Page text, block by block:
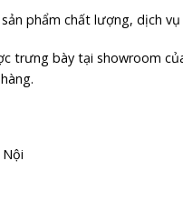
phẩm chất lượng, dịch
trưng bày tại showroom